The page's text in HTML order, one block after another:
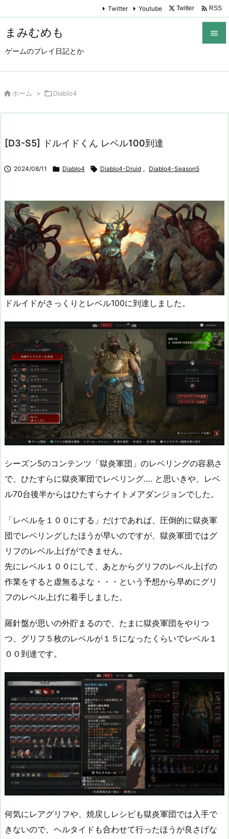
まみむめも
ゲームのプレイ日記とか

Twitter Youtube Twitter  RSS
 ホーム > Diablo4
[D3-S5] ドルイドくん レベル100到達
 2024/08/11  Diablo4  Diablo4-Druid , Diablo4-Season5
ドルイドがさっくりとレベル100に到達しました。
シーズン5のコンテンツ「獄炎軍団」のレベリングの容易さ
で、ひたすらに獄炎軍団でレベリング…. と思いきや、レベ
ル70台後半からはひたすらナイトメアダンジョンでした。
「レベルを１００にする」だけであれば、圧倒的に獄炎軍
団でレベリングしたほうが早いのですが、獄炎軍団ではグ
リフのレベル上げができません。
先にレベル１００にして、あとからグリフのレベル上げの
作業をすると虚無るよな・・・という予想から早めにグリ
フのレベル上げに着手しました。
羅針盤が思いの外貯まるので、たまに獄炎軍団をやりつ
つ、グリフ５枚のレベルが１５になったくらいでレベル１
００到達です。
何気にレアグリフや、焼戻しレシピも獄炎軍団では入手で
きないので、ヘルタイドも合わせて行ったほうが良さげな